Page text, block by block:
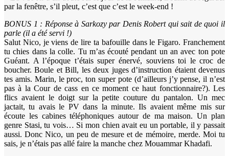
par la fenêtre, s’il pleut, c’est que c’est le week-end !
BONUS 1 : Réponse à Sarkozy par Denis Robert qui sait de quoi il
parle (il a été servi !)
Salut Nico, je viens de lire ta bafouille dans le Figaro. Franchement
tu chies dans la colle. Tu m’as écouté pendant un an avec ton pote
Guéant. A l’époque t’étais super énervé, souviens toi le croc de
boucher. Boule et Bill, les deux juges d’instruction étaient devenus
tes amis. Marin, le proc, ton super pote (d’ailleurs j’y pense, il n’est
pas à la Cour de cass en ce moment ce haut fonctionnaire?). Les
flics avaient le doigt sur la petite couture du pantalon. Un mec
jactait, tu avais le PV dans la minute. Ils avaient même mis sur
écoute les cabines téléphoniques autour de ma maison. Un plan
genre Stasi, tu vois… Si mon chien avait eu un portable, il y passait
aussi. Donc Nico, un peu de mesure et de mémoire, merde. Moi tu
sais, je n’étais pas allé faire la manche chez Mouammar Khadafi.